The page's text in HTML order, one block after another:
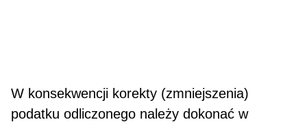
W konsekwencji korekty (zmniejszenia)
podatku odliczonego należy dokonać w